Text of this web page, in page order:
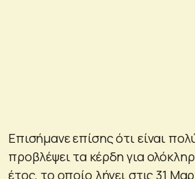
Επισήμανε επίσης ότι είναι
προβλέψει τα κέρδη για
έτος, το οποίο λήγει στις 31